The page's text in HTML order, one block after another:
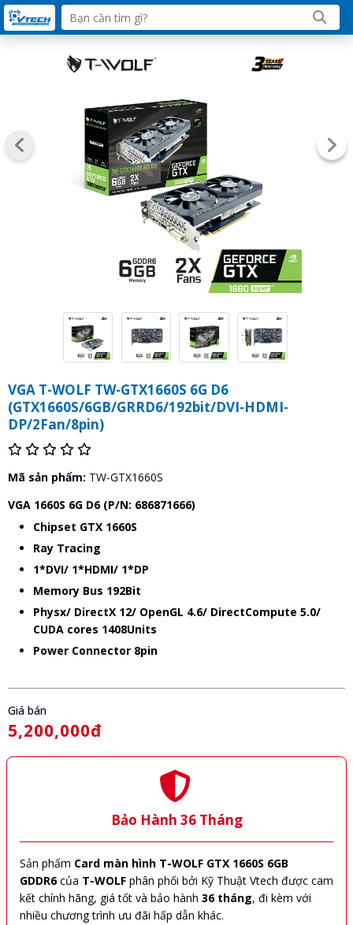
VGA T-WOLF TW-GTX1660S 6G D6
(GTX1660S/6GB/GRRD6/192bit/DVI-HDMI-
DP/2Fan/8pin)
Mã sản phẩm: TW-GTX1660S
VGA 1660S 6G D6 (P/N: 686871666)
Chipset GTX 1660S
Ray Tracing
1*DVI/ 1*HDMI/ 1*DP
Memory Bus 192Bit
Physx/ DirectX 12/ OpenGL 4.6/ DirectCompute 5.0/
CUDA cores 1408Units
Power Connector 8pin
Giá bán
5,200,000đ
Bảo Hành 36 Tháng
Sản phẩm Card màn hình T-WOLF GTX 1660S 6GB
GDDR6của T-WOLF phân phối bởi Kỹ Thuật Vtech được cam
kết chính hãng, giá tốt và bảo hành 36 tháng, đi kèm với
nhiều chương trình ưu đãi hấp dẫn khác.